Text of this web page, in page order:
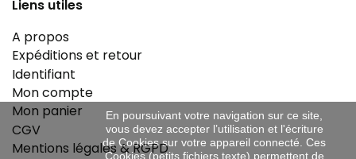
Liens utiles
A propos
Expéditions et retour
Identifiant
Mon compte
Mon panier
CGV
Mentions légales & RGPD
En poursuivant votre navigation sur ce site,
vous devez accepter l’utilisation et l'écriture
de Cookies sur votre appareil connecté. Ces
Cookies (petits fichiers texte) permettent de